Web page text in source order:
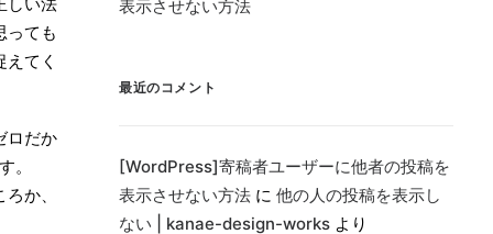
っても
てく
ロだか
。
か、
表示させない方法
最近のコメント
[WordPress]寄稿者ユーザーに他者の投稿を
表示させない方法 に 他の人の投稿を表示し
ない | kanae-design-works より